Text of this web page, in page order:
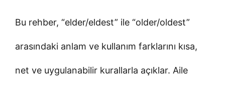
Bu rehber, “elder/eldest” ile “older/oldest”
arasındaki anlam ve kullanım farklarını kısa,
net ve uygulanabilir kurallarla açıklar. Aile